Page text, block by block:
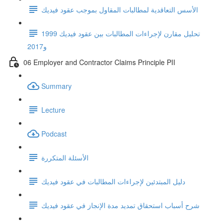
الأسس التعاقدية لمطالبات المقاول بموجب عقود فيديك
تحليل مقارن لإجراءات المطالبات بين عقود فيديك 1999
و2017
06 Employer and Contractor Claims Principle PII
Summary
Lecture
Podcast
الأسئلة المتكررة
دليل المبتدئين لإجراءات المطالبات في عقود فيديك
شرح أسباب استحقاق تمديد مدة الإنجاز في عقود فيديك